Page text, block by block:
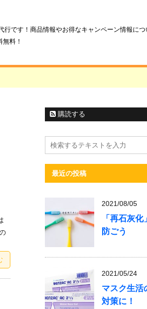
です！商品情報やお得なキャンペーン情報につ
料！
購読する
最近の投稿
2021/08/05
「再石灰
防ごう
2021/05/24
マスク生活
対策に！